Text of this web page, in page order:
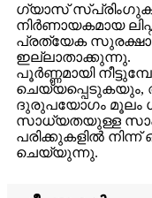
ഗ്യാസ്
നിർണായകമായ
പ്രത്യേക
ഇല്ലാതാക്കുന്നു.
പൂർണ്ണമായി
ചെയ്യപ്പെടുകയും,
ദുരുപയോഗം മൂലം
സാധ്യതയുള്ള
പരിക്കുകളിൽ നിന്ന്
ചെയ്യുന്നു.